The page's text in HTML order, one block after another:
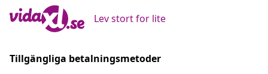
Lev stort for lite
Tillgängliga betalningsmetoder